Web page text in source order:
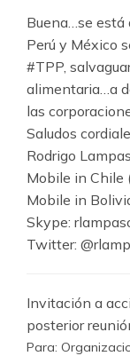
Buena…se está
Perú y México
#TPP,
alimentaria…a
las
Saludos
Rodrigo
Mobile in Chile
Mobile in
Skype:
Twitter:
​I​nvitación a
posterior
Para: